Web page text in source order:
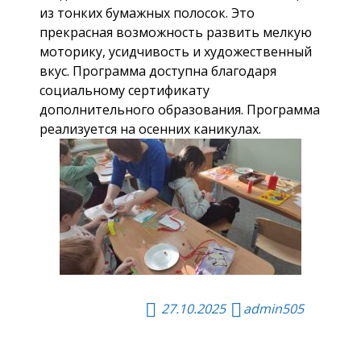
из тонких бумажных полосок. Это
прекрасная возможность развить мелкую
моторику, усидчивость и художественный
вкус. Программа доступна благодаря
социальному сертификату
дополнительного образования. Программа
реализуется на осенних каникулах.
27.10.2025 admin505